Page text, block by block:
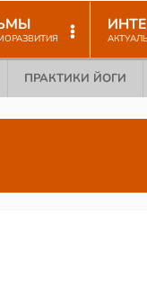
ПРАКТИКИ ЙОГИ